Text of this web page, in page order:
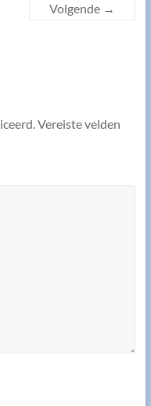
Volgende →
Vereiste velden